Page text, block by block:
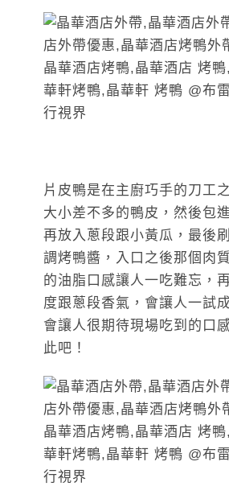
片皮鴨是在主廚巧手的刀工
大小差不多的鴨皮，然後包
再放入蔥段跟小黃瓜，最後
調烤鴨醬，入口之後那個肉
的油脂口感讓人一吃難忘，
度跟蔥段香氣，會讓人一試
會讓人很期待現場吃到的口
此吧！